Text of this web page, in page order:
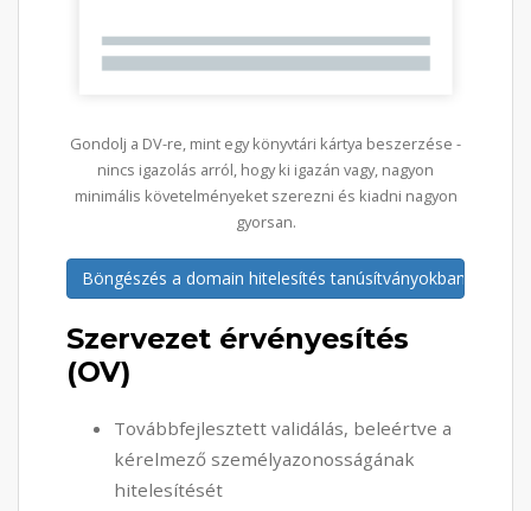
Gondolj a DV-re, mint egy könyvtári kártya beszerzése -
nincs igazolás arról, hogy ki igazán vagy, nagyon
minimális követelményeket szerezni és kiadni nagyon
gyorsan.
Böngészés a domain hitelesítés tanúsítványokban
Szervezet érvényesítés
(OV)
Továbbfejlesztett validálás, beleértve a
kérelmező személyazonosságának
hitelesítését